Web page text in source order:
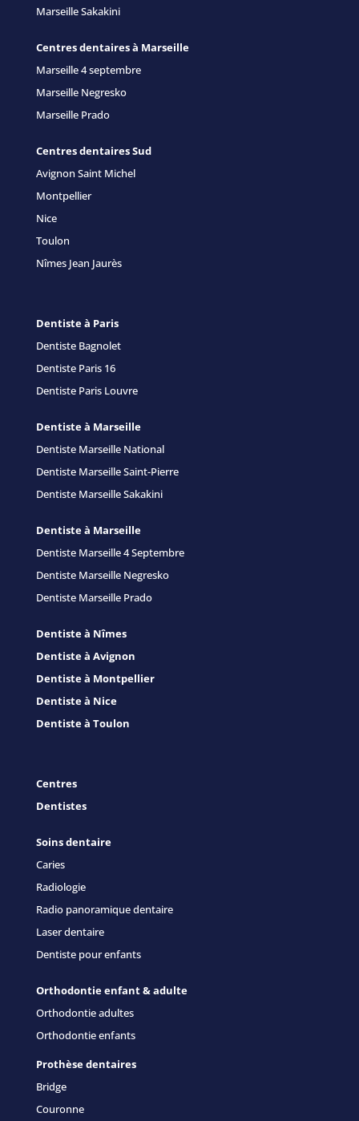
Marseille Sakakini
Centres dentaires à Marseille
Marseille 4 septembre
Marseille Negresko
Marseille Prado
Centres dentaires Sud
Avignon Saint Michel
Montpellier
Nice
Toulon
Nîmes Jean Jaurès
Dentiste à Paris
Dentiste Bagnolet
Dentiste Paris 16
Dentiste Paris Louvre
Dentiste à Marseille
Dentiste Marseille National
Dentiste Marseille Saint-Pierre
Dentiste Marseille Sakakini
Dentiste à Marseille
Dentiste Marseille 4 Septembre
Dentiste Marseille Negresko
Dentiste Marseille Prado
Dentiste à Nîmes
Dentiste à Avignon
Dentiste à Montpellier
Dentiste à Nice
Dentiste à Toulon
Centres
Dentistes
Soins dentaire
Caries
Radiologie
Radio panoramique dentaire
Laser dentaire
Dentiste pour enfants
Orthodontie enfant & adulte
Orthodontie adultes
Orthodontie enfants
Prothèse dentaires
Bridge
Couronne